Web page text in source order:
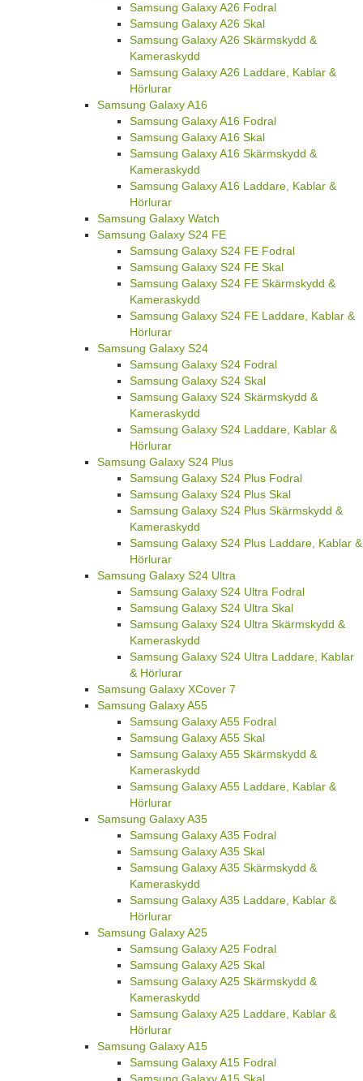
Samsung Galaxy A26 Fodral
Samsung Galaxy A26 Skal
Samsung Galaxy A26 Skärmskydd &
Kameraskydd
Samsung Galaxy A26 Laddare, Kablar &
Hörlurar
Samsung Galaxy A16
Samsung Galaxy A16 Fodral
Samsung Galaxy A16 Skal
Samsung Galaxy A16 Skärmskydd &
Kameraskydd
Samsung Galaxy A16 Laddare, Kablar &
Hörlurar
Samsung Galaxy Watch
Samsung Galaxy S24 FE
Samsung Galaxy S24 FE Fodral
Samsung Galaxy S24 FE Skal
Samsung Galaxy S24 FE Skärmskydd &
Kameraskydd
Samsung Galaxy S24 FE Laddare, Kablar &
Hörlurar
Samsung Galaxy S24
Samsung Galaxy S24 Fodral
Samsung Galaxy S24 Skal
Samsung Galaxy S24 Skärmskydd &
Kameraskydd
Samsung Galaxy S24 Laddare, Kablar &
Hörlurar
Samsung Galaxy S24 Plus
Samsung Galaxy S24 Plus Fodral
Samsung Galaxy S24 Plus Skal
Samsung Galaxy S24 Plus Skärmskydd &
Kameraskydd
Samsung Galaxy S24 Plus Laddare, Kablar &
Hörlurar
Samsung Galaxy S24 Ultra
Samsung Galaxy S24 Ultra Fodral
Samsung Galaxy S24 Ultra Skal
Samsung Galaxy S24 Ultra Skärmskydd &
Kameraskydd
Samsung Galaxy S24 Ultra Laddare, Kablar
& Hörlurar
Samsung Galaxy XCover 7
Samsung Galaxy A55
Samsung Galaxy A55 Fodral
Samsung Galaxy A55 Skal
Samsung Galaxy A55 Skärmskydd &
Kameraskydd
Samsung Galaxy A55 Laddare, Kablar &
Hörlurar
Samsung Galaxy A35
Samsung Galaxy A35 Fodral
Samsung Galaxy A35 Skal
Samsung Galaxy A35 Skärmskydd &
Kameraskydd
Samsung Galaxy A35 Laddare, Kablar &
Hörlurar
Samsung Galaxy A25
Samsung Galaxy A25 Fodral
Samsung Galaxy A25 Skal
Samsung Galaxy A25 Skärmskydd &
Kameraskydd
Samsung Galaxy A25 Laddare, Kablar &
Hörlurar
Samsung Galaxy A15
Samsung Galaxy A15 Fodral